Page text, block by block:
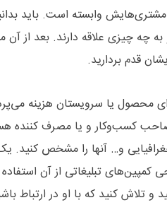
وابسته است. باید
چه چیزی علاقه دارند. بعد از آن
قدم بردارید.
محصول یا سرویستان هزینه
کسب‌و‌کار و یا مصرف کننده
و… آنها را مشخص کنید.
کمپین‌های تبلیغاتی از آن
تلاش کنید که با او در ارتباط